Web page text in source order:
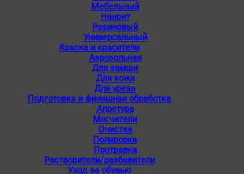
Мебельный
Наирит
Резиновый
Универсальный
Краска и красители
Аэрозольная
Для замши
Для кожи
Для уреза
Подготовка и финишная обработка
Апретура
Мягчители
Очистка
Полировка
Протравка
Растворители/разбавители
Уход за обувью